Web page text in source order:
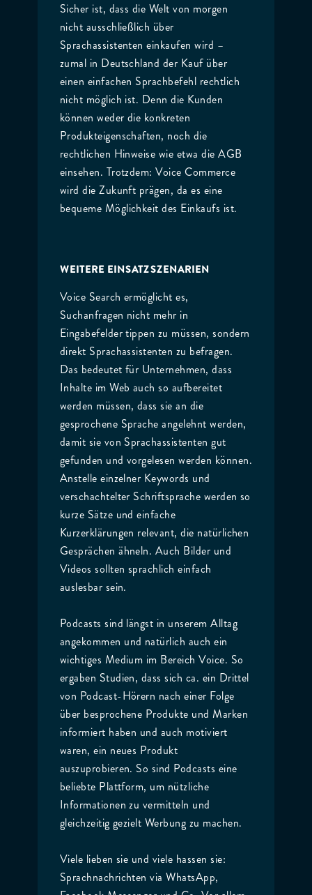
Sicher ist, dass die Welt von morgen
nicht ausschließlich über
Sprachassistenten einkaufen wird –
zumal in Deutschland der Kauf über
einen einfachen Sprachbefehl rechtlich
nicht möglich ist. Denn die Kunden
können weder die konkreten
Produkteigenschaften, noch die
rechtlichen Hinweise wie etwa die AGB
einsehen. Trotzdem: Voice Commerce
wird die Zukunft prägen, da es eine
bequeme Möglichkeit des Einkaufs ist.
WEITERE EINSATZSZENARIEN
Voice Search ermöglicht es,
Suchanfragen nicht mehr in
Eingabefelder tippen zu müssen, sondern
direkt Sprachassistenten zu befragen.
Das bedeutet für Unternehmen, dass
Inhalte im Web auch so aufbereitet
werden müssen, dass sie an die
gesprochene Sprache angelehnt werden,
damit sie von Sprachassistenten gut
gefunden und vorgelesen werden können.
Anstelle einzelner Keywords und
verschachtelter Schriftsprache werden so
kurze Sätze und einfache
Kurzerklärungen relevant, die natürlichen
Gesprächen ähneln. Auch Bilder und
Videos sollten sprachlich einfach
auslesbar sein.
Podcasts sind längst in unserem Alltag
angekommen und natürlich auch ein
wichtiges Medium im Bereich Voice. So
ergaben Studien, dass sich ca. ein Drittel
von Podcast-Hörern nach einer Folge
über besprochene Produkte und Marken
informiert haben und auch motiviert
waren, ein neues Produkt
auszuprobieren. So sind Podcasts eine
beliebte Plattform, um nützliche
Informationen zu vermitteln und
gleichzeitig gezielt Werbung zu machen.
Viele lieben sie und viele hassen sie:
Sprachnachrichten via WhatsApp,